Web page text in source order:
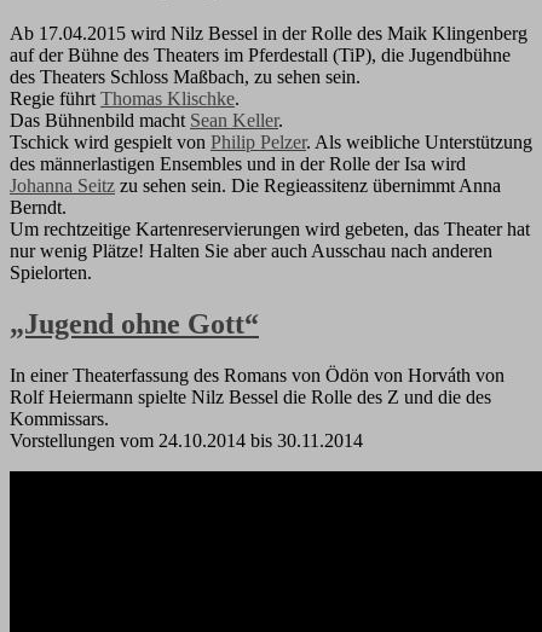
Ab 17.04.2015 wird Nilz Bessel in der Rolle des Maik Klingenberg
auf der Bühne des Theaters im Pferdestall (TiP), die Jugendbühne
des Theaters Schloss Maßbach, zu sehen sein.
Regie führtThomas Klischke.
Das Bühnenbild macht Sean Keller.
Tschick wird gespielt von Philip Pelzer. Als weibliche Unterstützung
des männerlastigen Ensembles und in der Rolle der Isa wird
Johanna Seitz zu sehen sein. Die Regieassitenz übernimmt Anna
Berndt.
Um rechtzeitige Kartenreservierungen wird gebeten, das Theater hat
nur wenig Plätze! Halten Sie aber auch Ausschau nach anderen
Spielorten.
„Jugend ohne Gott“
In einer Theaterfassung des Romans von Ödön von Horváth von
Rolf Heiermann spielte Nilz Bessel die Rolle des Z und die des
Kommissars.
Vorstellungen vom 24.10.2014 bis 30.11.2014